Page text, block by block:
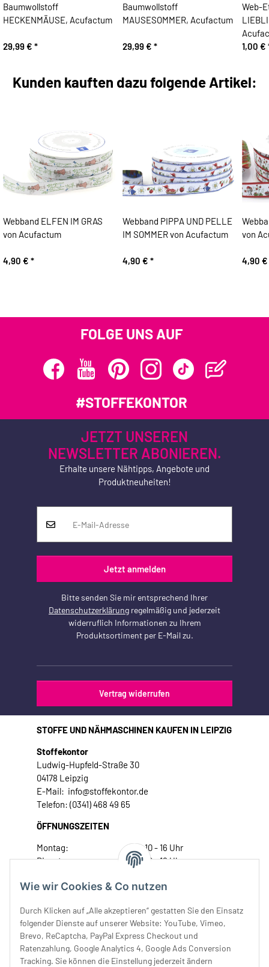
Wie wir Cookies & Co nutzen
Durch Klicken auf „Alle akzeptieren“ gestatten Sie den Einsatz
folgender Dienste auf unserer Website: YouTube, Vimeo,
Brevo, ReCaptcha, PayPal Express Checkout und
Ratenzahlung, Google Analytics 4, Google Ads Conversion
Tracking. Sie können die Einstellung jederzeit ändern
Baumwollstoff
HECKENMÄUSE, Acufactum
29,99 € *
Baumwollstoff
MAUSESOMMER, Acufactum
29,99 € *
Web-
1,00 €
Kunden kauften dazu folgende Artikel:
Webband ELFEN IM GRAS
von Acufactum
4,90 € *
Webband PIPPA UND PELLE
IM SOMMER von Acufactum
4,90 € *
von
4,90 €
FOLGE UNS AUF
#STOFFEKONTOR
JETZT UNSEREN
NEWSLETTER ABONIEREN.
Erhalte unsere Nähtipps, Angebote und
Produktneuheiten!
Jetzt anmelden
Bitte senden Sie mir entsprechend Ihrer
Datenschutzerklärung regelmäßig und jederzeit
widerruflich Informationen zu Ihrem
Produktsortiment per E-Mail zu.
Vertrag widerrufen
STOFFE UND NÄHMASCHINEN KAUFEN IN LEIPZIG
Stoffekontor
Ludwig-Hupfeld-Straße 30
04178 Leipzig
E-Mail: info@stoffekontor.de
Telefon: (0341) 468 49 65
ÖFFNUNGSZEITEN
Montag:
10 - 16 Uhr
Dienstag:
10 - 16 Uhr
Donnerstag:
10 - 18 Uhr
Samstag:
10 - 14 Uhr
Unser Service